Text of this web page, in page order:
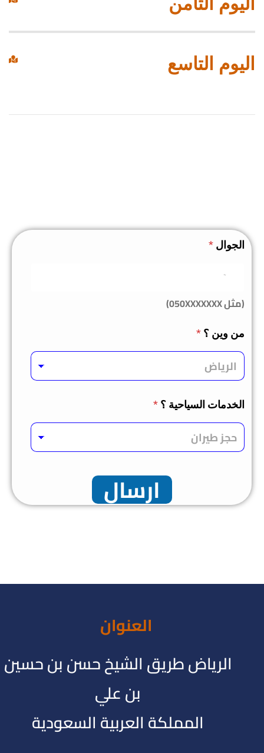
اليوم التاسع
الجوال *
(مثل 050XXXXXXX)
من وين ؟ *
الخدمات السياحية ؟ *
ارسال
العنوان
الرياض طريق الشيخ حسن بن حسين
بن علي
المملكة العربية السعودية